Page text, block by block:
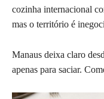
cozinha internacional
mas o território é
Manaus deixa claro
apenas para saciar.